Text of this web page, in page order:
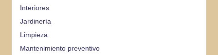
Interiores
Jardinería
Limpieza
Mantenimiento preventivo